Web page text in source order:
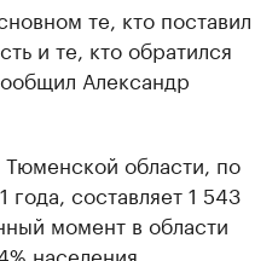
те, кто поставил
и те, кто обратился
Александр
области, по
составляет 1 543
момент в области
населения.